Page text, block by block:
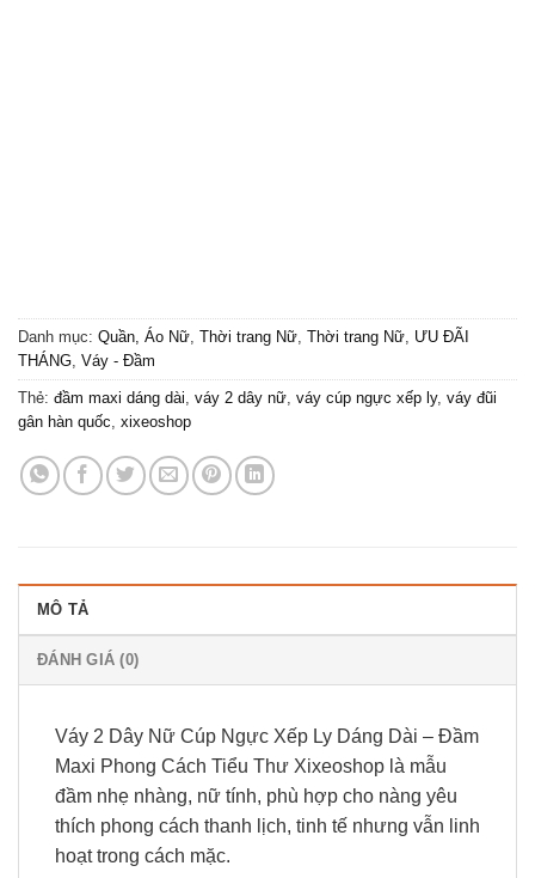
Danh mục: Quần, Áo Nữ, Thời trang Nữ, Thời trang Nữ, ƯU ĐÃI
THÁNG, Váy - Đầm
Thẻ: đầm maxi dáng dài, váy 2 dây nữ, váy cúp ngực xếp ly, váy đũi
gân hàn quốc, xixeoshop
MÔ TẢ
ĐÁNH GIÁ (0)
Váy 2 Dây Nữ Cúp Ngực Xếp Ly Dáng Dài – Đầm
Maxi Phong Cách Tiểu Thư Xixeoshop là mẫu
đầm nhẹ nhàng, nữ tính, phù hợp cho nàng yêu
thích phong cách thanh lịch, tinh tế nhưng vẫn linh
hoạt trong cách mặc.